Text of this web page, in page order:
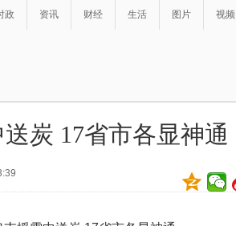
政 资讯 财经 生活 图片 视频
炭 17省市各显神通